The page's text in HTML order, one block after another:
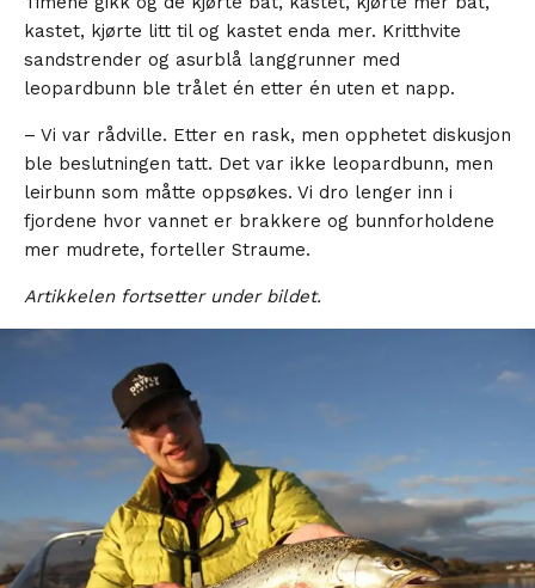
kastet, kjørte litt til og kastet enda mer. Kritthvite
sandstrender og asurblå langgrunner med
leopardbunn ble trålet én etter én uten et napp.
– Vi var rådville. Etter en rask, men opphetet diskusjon
ble beslutningen tatt. Det var ikke leopardbunn, men
leirbunn som måtte oppsøkes. Vi dro lenger inn i
fjordene hvor vannet er brakkere og bunnforholdene
mer mudrete, forteller Straume.
Artikkelen fortsetter under bildet.